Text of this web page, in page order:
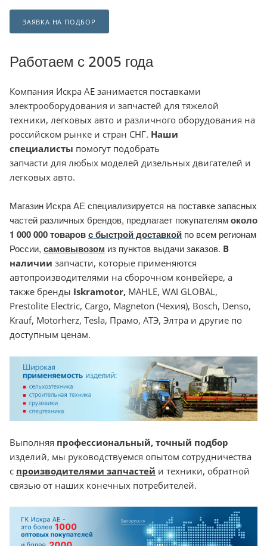
ЗАЯВКА НА ПОДБОР
Работаем с 2005 года
Компания Искра АЕ занимается поставками
электрооборудования и запчастей для тяжелой
техники, легковых авто и различного оборудования на
российском рынке и стран СНГ. Наши
специалисты помогут подобрать
запчасти для любых моделей дизельных двигателей и
легковых авто.
Магазин Искра АЕ специализируется на поставке запасных
частей различных брендов, предлагает покупателямоколо
1 000 000 товаровс быстрой доставкой по всем регионам
России, самовывозом из пунктов выдачи заказов. В
наличии запчасти, которые применяются
автопроизводителями на сборочном конвейере, а
также бренды Iskramotor, MAHLE, WAI GLOBAL,
Prestolite Electric, Cargo, Magneton (Чехия), Bosch, Denso,
Krauf, Motorherz, Tesla, Прамо, АТЭ, Элтра и другие по
доступным ценам.
Выполняя профессиональный, точный подбор
изделий, мы руководствуемся опытом сотрудничества
с производителями запчастей и техники, обратной
связью от наших конечных потребителей.